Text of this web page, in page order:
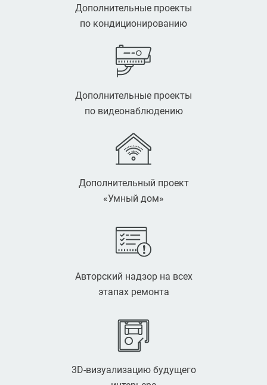
Дополнительные проекты
по кондиционированию
Дополнительные проекты
по видеонаблюдению
Дополнительный проект
«Умный дом»
Авторский надзор на всех
этапах ремонта
3D-визуализацию будущего